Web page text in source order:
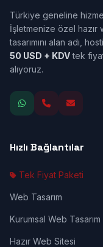
Türkiye geneline
İşletmenize özel hazır
tasarımını alan adı,
50 USD + KDVtek
alıyoruz.
Hızlı Bağlantılar
Tek Fiyat Paketi
Web Tasarım
Kurumsal Web Tasarım
Hazır Web Sitesi